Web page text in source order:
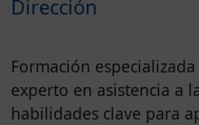
Dirección
Formación
experto en asistencia a
habilidades clave para